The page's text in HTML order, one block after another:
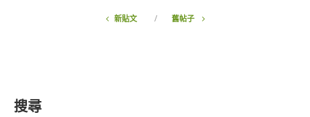
新貼文 舊帖子
搜尋